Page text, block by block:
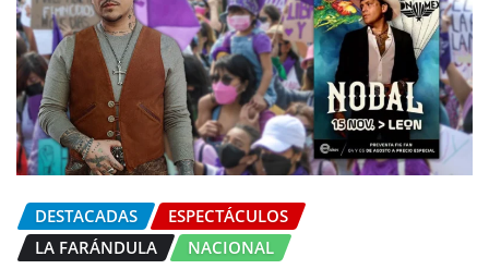
DESTACADAS
ESPECTÁCULOS
LA FARÁNDULA
NACIONAL